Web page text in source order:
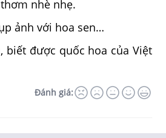
nhè nhẹ.
ảnh với hoa sen…
biết được quốc hoa của Việt
Đánh giá: